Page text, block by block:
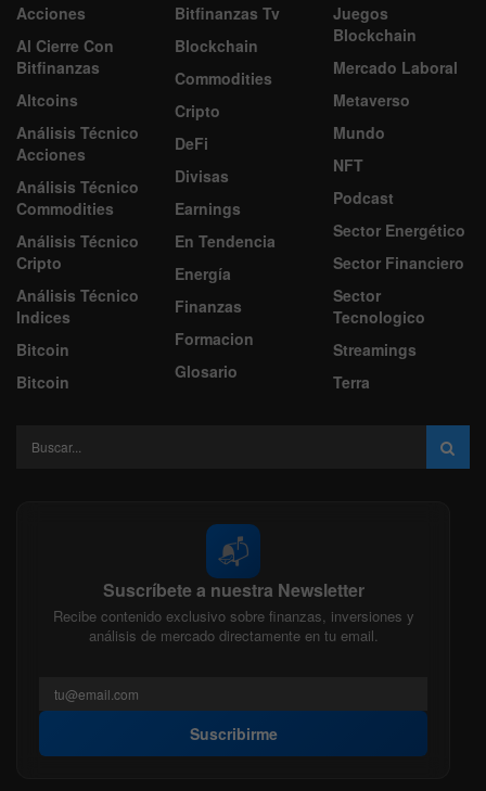
Acciones
Al Cierre Con
Bitfinanzas
Altcoins
Análisis Técnico
Acciones
Análisis Técnico
Commodities
Análisis Técnico
Cripto
Análisis Técnico
Indices
Bitcoin
Bitcoin
Bitfinanzas Tv
Blockchain
Commodities
Cripto
DeFi
Divisas
Earnings
En Tendencia
Energía
Finanzas
Formacion
Glosario
Juegos
Blockchain
Mercado Laboral
Metaverso
Mundo
NFT
Podcast
Sector Energético
Sector Financiero
Sector
Tecnologico
Streamings
Terra
📬
Suscríbete a nuestra Newsletter
Recibe contenido exclusivo sobre finanzas, inversiones y
análisis de mercado directamente en tu email.
Suscribirme